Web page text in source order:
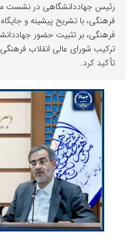
رئیس جهاددانشگاهی در نشست
فرهنگی، با تشریح پیشینه و
فرهنگی، بر تثبیت حضور
ترکیب شورای عالی انقلاب
تأکید کرد.